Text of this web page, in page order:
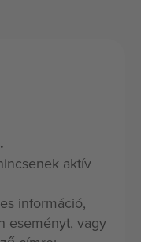
aktív
információ,
eseményt, vagy